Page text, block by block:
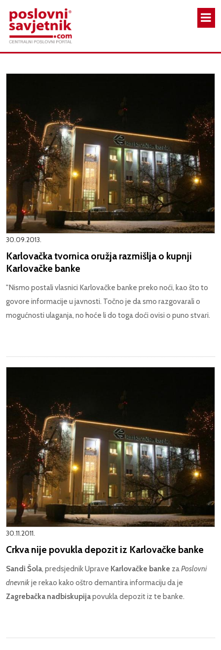
30.09.2013.
Karlovačka tvornica oružja razmišlja o kupnji
Karlovačke banke
"Nismo postali vlasnici Karlovačke banke preko noći, kao što to
govore informacije u javnosti. Točno je da smo razgovarali o
mogućnosti ulaganja, no hoće li do toga doći ovisi o puno stvari.
30.11.2011.
Crkva nije povukla depozit iz Karlovačke banke
Sandi Šola, predsjednik Uprave Karlovačke banke zaPoslovni
dnevnikje rekao kako oštro demantira informaciju da je
Zagrebačka nadbiskupijapovukla depozit iz te banke.